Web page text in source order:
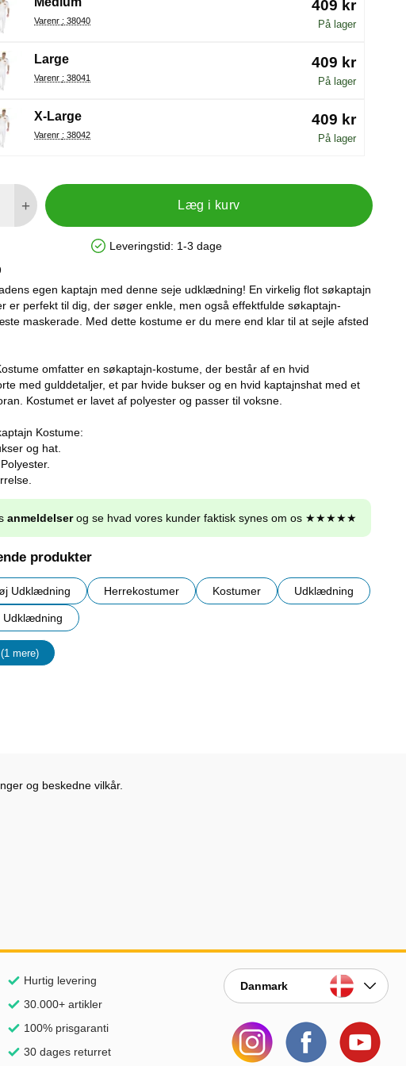
Varenr : 38040
409 kr
På lager
Large
Varenr : 38041
409 kr
På lager
X-Large
Varenr : 38042
409 kr
På lager
+ Læg i kurv
Produkttilgængelighed: På lager
Leveringstid: 1-3 dage
egen kaptajn med denne seje udklædning! En virkelig flot søkaptajn
er perfekt til dig, der søger enkle, men også effektfulde søkaptajn-
maskerade. Med dette kostume er du mere end klar til at sejle afsted
omfatter en søkaptajn-kostume, der består af en hvid
med gulddetaljer, et par hvide bukser og en hvid kaptajnshat med et
Kostumet er lavet af polyester og passer til voksne.
Kostume:
og hat.
anmeldelserog se hvad vores kunder faktisk synes om os ★★★★★
produkter
Udklædning Herrekostumer Kostumer Udklædning
Udklædning
(1 mere)
og beskedne vilkår.
Hurtig levering
30.000+ artikler
100% prisgaranti
30 dages returret
Danmark